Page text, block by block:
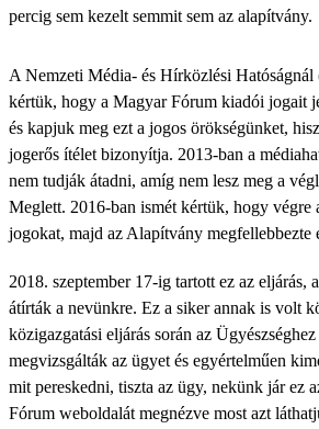
percig sem kezelt semmit sem az alapítvány.
A Nemzeti Média- és Hírközlési
kértük, hogy a Magyar Fórum kiadói jogait
és kapjuk meg ezt a jogos örökségünket,
jogerős ítélet bizonyítja. 2013-ban a
nem tudják átadni, amíg nem lesz meg a
Meglett. 2016-ban ismét kértük, hogy végre
jogokat, majd az Alapítvány megfellebbezte
2018. szeptember 17-ig tartott ez az eljárás,
átírták a nevünkre. Ez a siker annak is volt
közigazgatási eljárás során az
megvizsgálták az ügyet és egyértelműen
mit pereskedni, tiszta az ügy, nekünk jár ez
Fórum weboldalát megnézve most azt